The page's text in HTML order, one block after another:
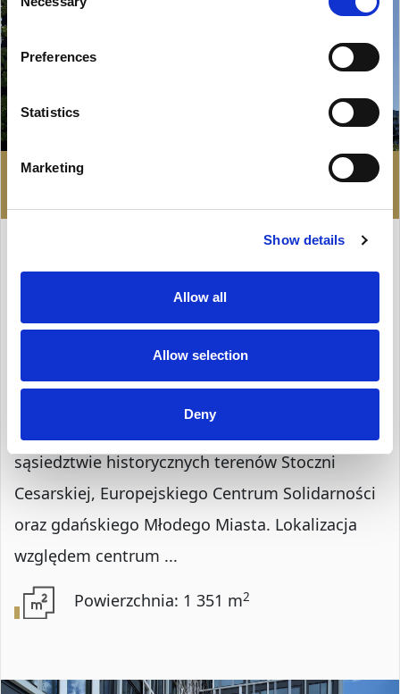
Selection
Preferences
Statistics
Marketing
Show details
Allow all
Allow selection
Deny
77 007 zł
LOKAL NA WYNAJEM
Opis Nieruchomości
sąsiedztwie historycznych terenów Stoczni
Cesarskiej, Europejskiego Centrum Solidarności
oraz gdańskiego Młodego Miasta. Lokalizacja
względem centrum ...
Powierzchnia: 1 351 m2